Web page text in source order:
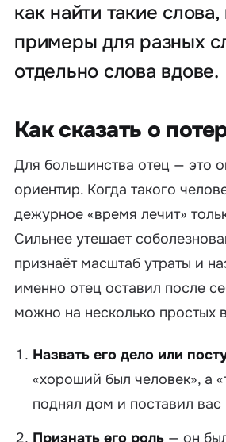
как найти такие
примеры для разных
отдельно слова вдове.
Как сказать о
Для большинства отец — это
ориентир. Когда такого
дежурное «время лечит»
Сильнее утешает
признаёт масштаб утраты и
именно отец оставил после
можно на несколько простых
Назвать его дело или
«хороший был человек», а
поднял дом и поставил вас
Признать его роль — он